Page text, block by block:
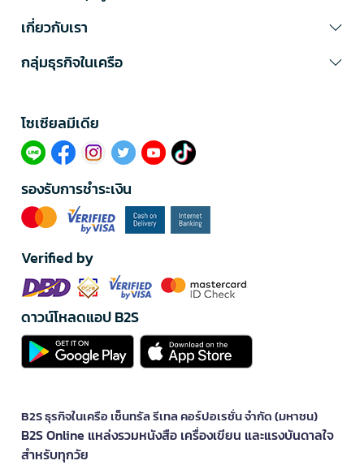
เกี่ยวกับเรา
กลุ่มธุรกิจในเครือ
โซเซียลมีเดีย​
รองรับการชำระเงิน
Verified by
ดาวน์โหลดแอป B2S
B2S ธุรกิจในเครือ เซ็นทรัล รีเทล คอร์ปอเรชั่น จำกัด (มหาชน)
B2S Online แหล่งรวมหนังสือ เครื่องเขียน และแรงบันดาลใจ
สำหรับทุกวัย